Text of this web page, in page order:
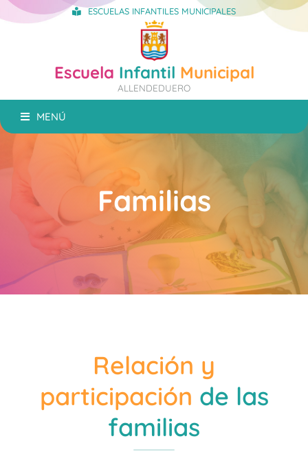
ESCUELAS INFANTILES MUNICIPALES
Escuela Infantil Municipal
ALLENDEDUERO
MENÚ
Familias
Relación y
participación de las
familias